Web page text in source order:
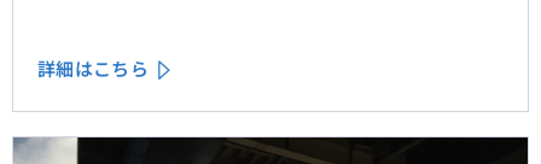
第3回では Learn フェーズで再定義されつつあるブラン
れらの議論を日本市場の文脈に着地させる。そして、希
詳細はこちら